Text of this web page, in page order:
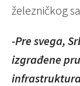
železničkog
-Pre svega,
izgrađene